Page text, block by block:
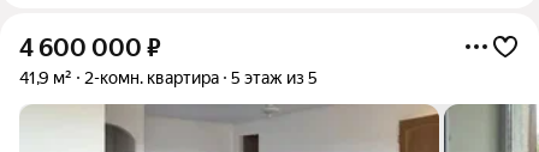
4 600 000 ₽
41,9 м² 2-комн. квартира 5 этаж из 5